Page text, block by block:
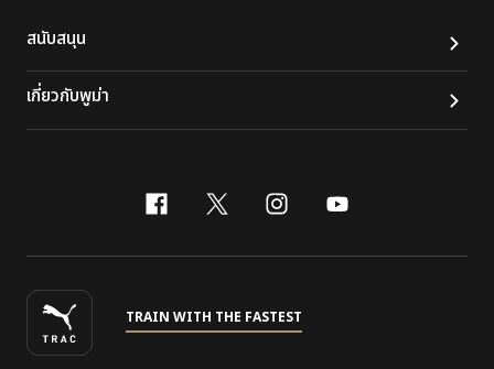
สนับสนุน
เกี่ยวกับพูม่า
facebook
x-twitter
instagram
youtube
TRAIN WITH THE FASTEST